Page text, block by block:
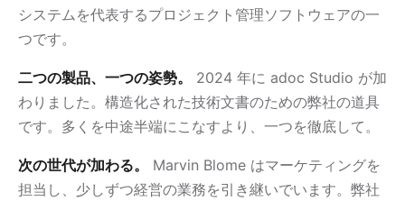
システムを代表するプロジェクト管理ソフトウェアの一
つです。
二つの製品、一つの姿勢。
2024 年に adoc Studio が加
わりました。構造化された技術文書のための弊社の道具
です。多くを中途半端にこなすより、一つを徹底して。
次の世代が加わる。
Marvin Blome はマーケティングを
担当し、少しずつ経営の業務を引き継いでいます。弊社